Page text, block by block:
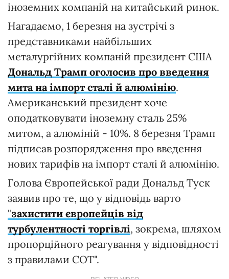
іноземних компаній на китайський ринок.
Нагадаємо, 1 березня на зустрічі з
представниками найбільших
металургійних компаній президент США
Дональд Трамп оголосив про введення
мита на імпорт сталі й алюмінію.
Американський президент хоче
оподатковувати іноземну сталь 25%
митом, а алюміній - 10%. 8 березня Трамп
підписав розпорядження про введення
нових тарифів на імпорт сталі й алюмінію.
Голова Європейської ради Дональд Туск
заявив про те, що у відповідь варто
"захистити європейців від
турбулентності торгівлі, зокрема, шляхом
пропорційного реагування у відповідності
з правилами СОТ".